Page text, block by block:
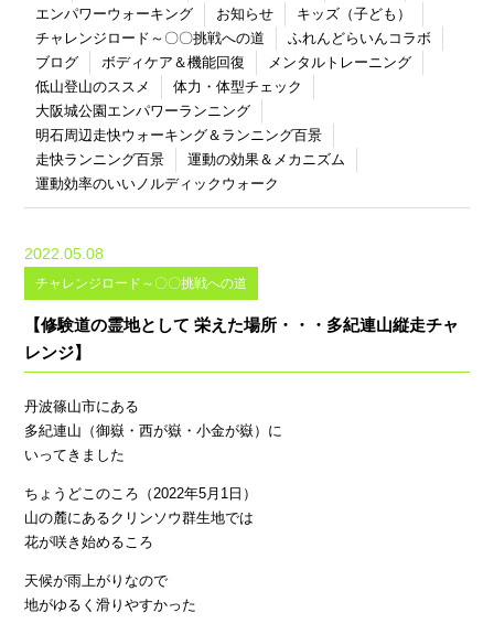
エンパワーウォーキング
お知らせ
キッズ（子ども）
チャレンジロード～〇〇挑戦への道
ふれんどらいんコラボ
ブログ
ボディケア＆機能回復
メンタルトレーニング
低山登山のススメ
体力・体型チェック
大阪城公園エンパワーランニング
明石周辺走快ウォーキング＆ランニング百景
走快ランニング百景
運動の効果＆メカニズム
運動効率のいいノルディックウォーク
2022.05.08
チャレンジロード～〇〇挑戦への道
【修験道の霊地として 栄えた場所・・・多紀連山縦走チャ
レンジ】
丹波篠山市にある
多紀連山（御嶽・西が嶽・小金が嶽）に
いってきました
ちょうどこのころ（2022年5月1日）
山の麓にあるクリンソウ群生地では
花が咲き始めるころ
天候が雨上がりなので
地がゆるく滑りやすかった